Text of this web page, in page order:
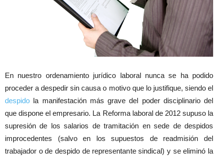
En nuestro ordenamiento jurídico laboral nunca se ha podido
proceder a despedir sin causa o motivo que lo justifique, siendo el
despido la manifestación más grave del poder disciplinario del
que dispone el empresario. La Reforma laboral de 2012 supuso la
supresión de los salarios de tramitación en sede de despidos
improcedentes (salvo en los supuestos de readmisión del
trabajador o de despido de representante sindical) y se eliminó la